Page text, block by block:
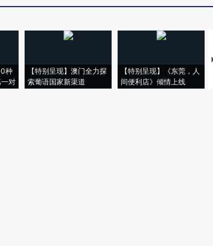
种
一对
【特别呈现】澳门全力探
索葡语国家新渠道
【特别呈现】《东莞，人
间便利店》倾情上线